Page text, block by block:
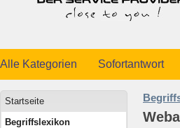
Alle Kategorien Sofortantwort
Startseite
Begriffslexikon